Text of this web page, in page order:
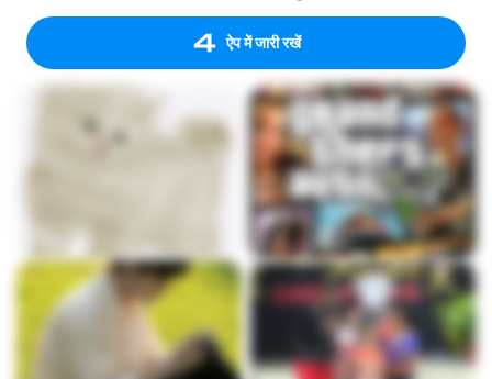
ऐप में जारी रखें